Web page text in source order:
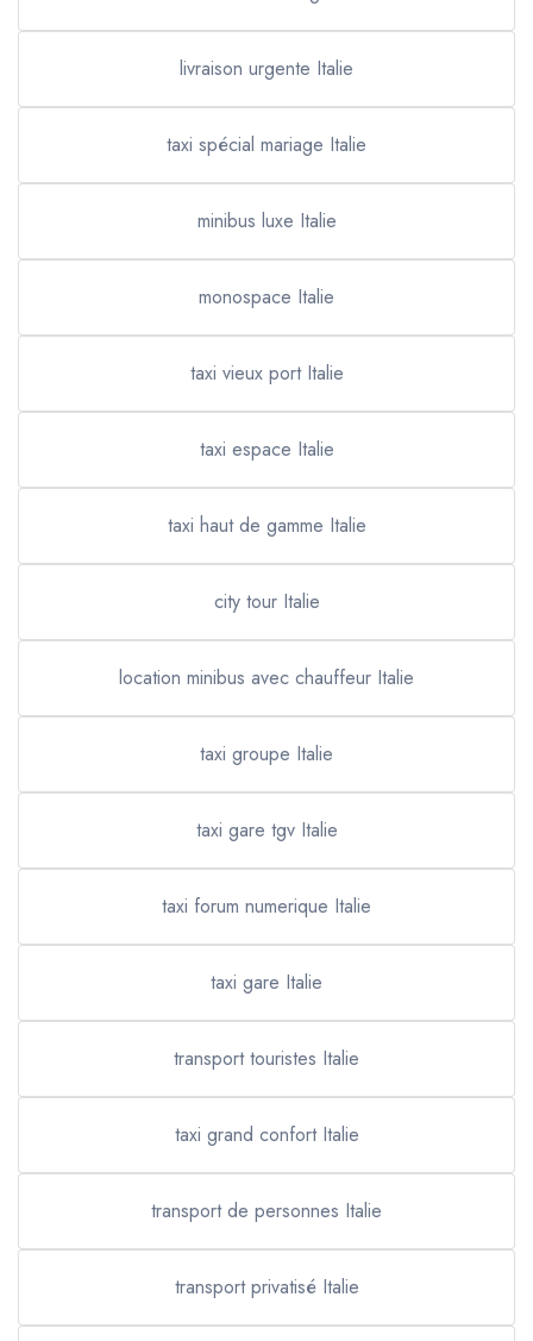
livraison urgente Italie
taxi spécial mariage Italie
minibus luxe Italie
monospace Italie
taxi vieux port Italie
taxi espace Italie
taxi haut de gamme Italie
city tour Italie
location minibus avec chauffeur Italie
taxi groupe Italie
taxi gare tgv Italie
taxi forum numerique Italie
taxi gare Italie
transport touristes Italie
taxi grand confort Italie
transport de personnes Italie
transport privatisé Italie